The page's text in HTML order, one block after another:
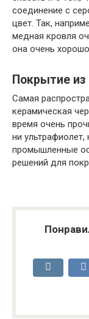
соединение с
цвет. Так,
медная кровля
она очень
Покрытие
Самая
керамическая
время очень
ни
промышленные
решений для